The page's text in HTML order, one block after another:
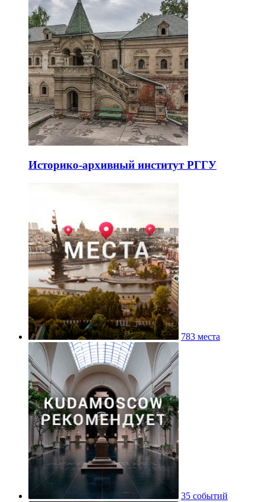
Историко-архивный институт РГГУ
783 места
35 событий